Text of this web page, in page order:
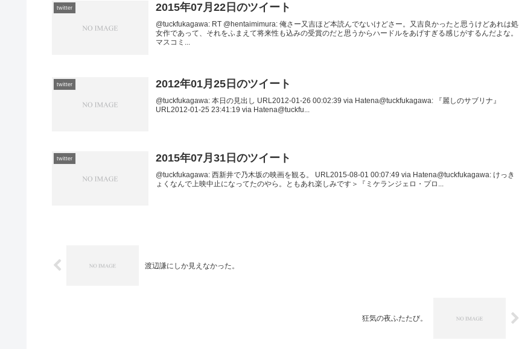
twitter 2015年07月22日のツイート
@tuckfukagawa: RT @hentaimimura: 俺さー又吉ほど本読んでないけどさー。又吉良かったと思うけどあれは処
女作であって、それをふまえて将来性も込みの受賞のだと思うからハードルをあげすぎる感じがするんだよな。
マスコミ...
twitter 2012年01月25日のツイート
@tuckfukagawa: 本日の見出し URL2012-01-26 00:02:39 via Hatena@tuckfukagawa: 『麗しのサブリナ』
URL2012-01-25 23:41:19 via Hatena@tuckfu...
twitter 2015年07月31日のツイート
@tuckfukagawa: 西新井で乃木坂の映画を観る。 URL2015-08-01 00:07:49 via Hatena@tuckfukagawa: けっき
ょくなんで上映中止になってたのやら。ともあれ楽しみです＞『ミケランジェロ・プロ...
渡辺謙にしか見えなかった。
狂気の夜ふたたび。